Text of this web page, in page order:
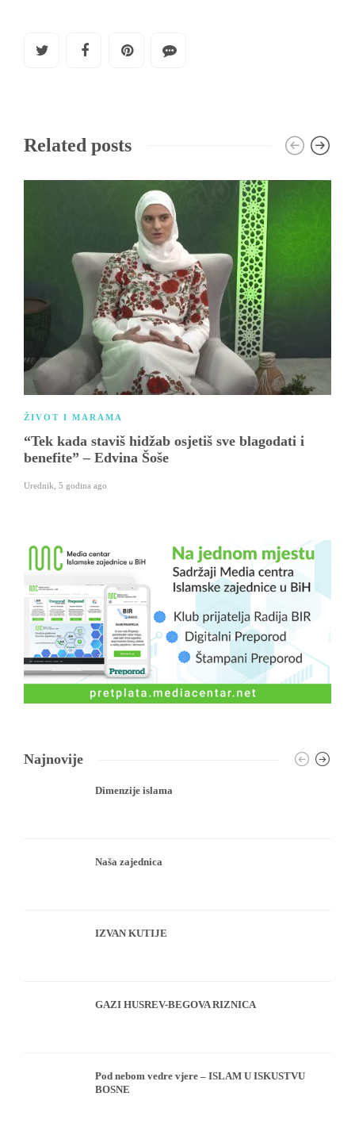
Related posts
ŽIVOT I MARAMA
“Tek kada staviš hidžab osjetiš sve blagodati i
benefite” – Edvina Šoše
Urednik, 5 godina ago
Najnovije
Dimenzije islama
Naša zajednica
IZVAN KUTIJE
GAZI HUSREV-BEGOVA RIZNICA
Pod nebom vedre vjere – ISLAM U ISKUSTVU
BOSNE